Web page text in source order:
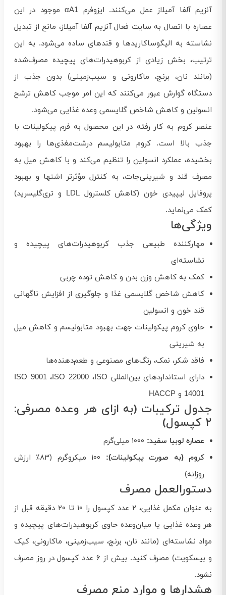
آنزیم آلفا آمیلاز عمل می‌کنند. ایزوفرم αA1 موجود در این
عصاره با اتصال به سایت فعال آنزیم آلفا آمیلاز، مانع از تبدیل
نشاسته به الیگوساکاریدها و قندهای ساده می‌شود. به این
ترتیب، بخش زیادی از کربوهیدرات‌های پیچیده مصرف‌شده
(مانند نان، برنج، ماکارونی و سیب‌زمینی) بدون جذب از
دستگاه گوارش عبور می‌کنند که این امر موجب کاهش ترشح
انسولین و کاهش شاخص گلایسمی وعده غذایی می‌شود.
عنصر کروم به کار رفته در این محصول به فرم پیکولینات با
جذب بالا است. کروم متابولیسم درشت‌مغذی‌ها را بهبود
بخشیده، عملکرد انسولین را تنظیم می‌کند و با کاهش میل به
مصرف قند و شیرینی‌جات، به کنترل مؤثرتر اشتها و بهبود
پروفایل لیپیدی خون (کاهش کلسترول LDL و تری‌گلیسرید)
کمک می‌نماید.
ویژگی‌ها
مهارکننده طبیعی جذب کربوهیدرات‌های پیچیده و
نشاسته‌ای
کمک به کاهش وزن بدن و کاهش توده چربی
کاهش شاخص گلایسمی غذا و جلوگیری از افزایش ناگهانی
قند خون و انسولین
حاوی کروم پیکولینات جهت بهبود متابولیسم و کاهش میل
به شیرینی
فاقد شکر، نمک، رنگ‌های مصنوعی و طعم‌دهنده‌ها
دارای استانداردهای بین‌المللی ISO 9001 ،ISO 22000 ،ISO
14001 و HACCP
جدول ترکیبات (به ازای هر وعده مصرفی:
۲ کپسول)
عصاره لوبیا سفید:
کروم (به صورت پیکولینات):
۱۰۰ میکروگرم (۸۳٪ ارزش
روزانه)
دستورالعمل مصرف
به عنوان مکمل غذایی، ۲ عدد کپسول را ۱۰ تا ۲۰ دقیقه قبل از
هر وعده غذایی یا میان‌وعده حاوی کربوهیدرات‌های پیچیده و
مواد نشاسته‌ای (مانند نان، برنج، سیب‌زمینی، ماکارونی، کیک
و بیسکویت) مصرف کنید. بیش از ۶ عدد کپسول در روز مصرف
نشود.
هشدارها و موارد منع مصرف